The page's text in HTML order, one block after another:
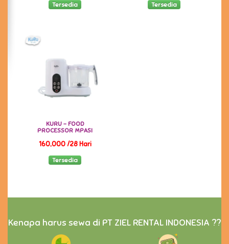
Tersedia Tersedia
KURU - FOOD
PROCESSOR MPASI
160,000 /28 Hari
Tersedia
Kenapa harus sewa di PT ZIEL RENTAL INDONESIA ??